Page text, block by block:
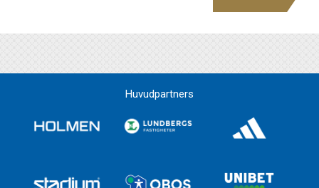
Huvudpartners